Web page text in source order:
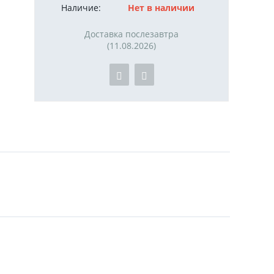
Наличие: Нет в наличии
Доставка послезавтра
(11.08.2026)